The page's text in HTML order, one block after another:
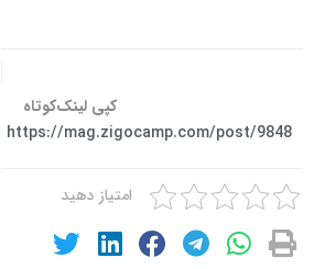
کپی لینک‌کوتاه
https://mag.zigocamp.com/post/9848
امتیاز دهید